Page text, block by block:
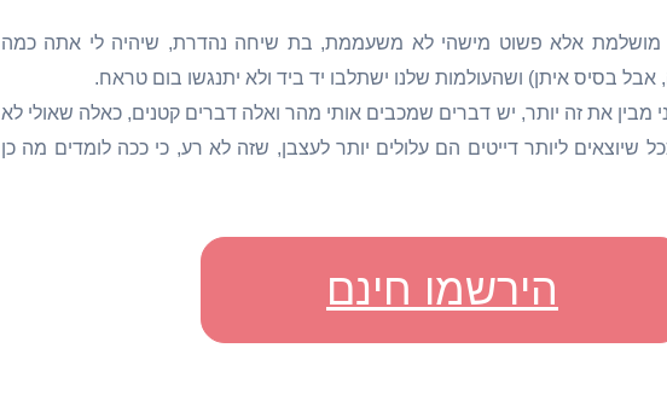
מושלמת אלא פשוט מישהי לא משעממת, בת שיחה נהדרת, שיהיה לי אתה כמה
בסיס איתן) ושהעולמות שלנו ישתלבו יד ביד ולא יתנגשו בום טראח.
מבין את זה יותר, יש דברים שמכבים אותי מהר ואלה דברים קטנים, כאלה שאולי לא
שיוצאים ליותר דייטים הם עלולים יותר לעצבן, שזה לא רע, כי ככה לומדים מה כן
הירשמו חינם